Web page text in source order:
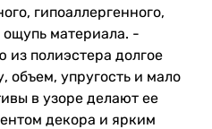
гипоаллергенного,
ощупь материала. -
из полиэстера долгое
объем, упругость и мало
в узоре делают ее
декора и ярким